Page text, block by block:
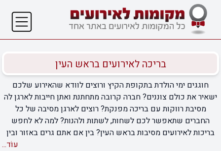
בריכה לאירועים בראש העין
חוגגים ימי הולדת בתקופת הקיץ ורוצים לוודא שהאירוע שלכם
ישאיר את כולם צוננים? חברה קרובה מתחתנת ואתן חייבות לארגן לה
מסיבת רווקות עם בריכה מפנקת? רוצים לארגן מסיבה של כל
החברים שתאפשר לכם לשחות, לשתות ולהנות? למה לא לחפש
בריכות לאירועים מסיבות בראש העין? בין אם אתם גרים באזור ובין
אם לא, עדיין שווה להסתכל ולהתרשם ממגוון המקומות שיש לעיר
עוֹד...